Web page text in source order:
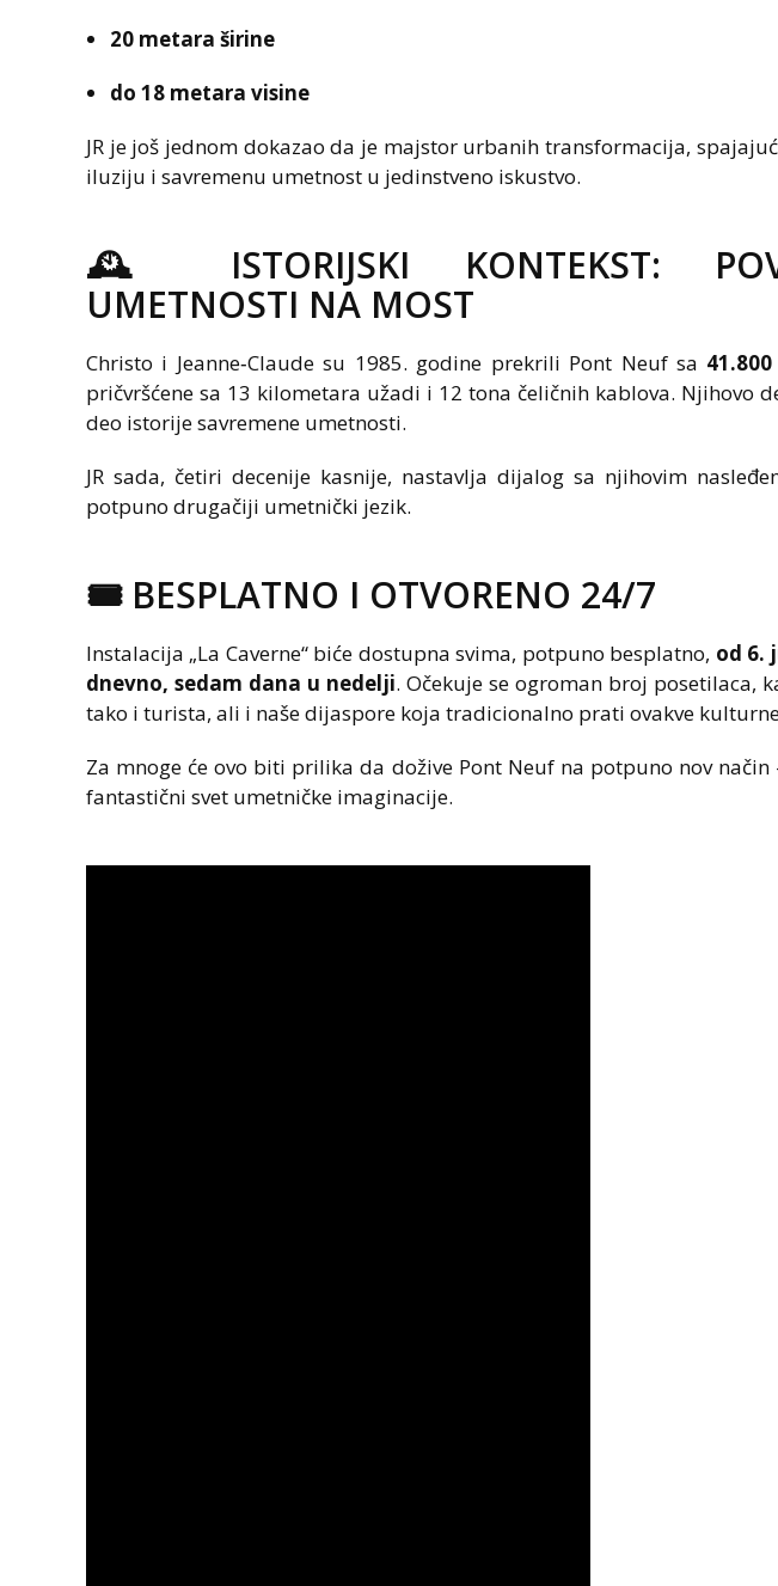
20 metara širine
do 18 metara visine
JR je još jednom dokazao da je majstor urbanih transformacija,
iluziju i savremenu umetnost u jedinstveno iskustvo.
🕰️ ISTORIJSKI KONTEKST:
UMETNOSTI NA MOST
Christo i Jeanne‑Claude su 1985. godine prekrili Pont Neuf sa
pričvršćene sa 13 kilometara užadi i 12 tona čeličnih kablova. Njihovo
deo istorije savremene umetnosti.
JR sada, četiri decenije kasnije, nastavlja dijalog sa njihovim
potpuno drugačiji umetnički jezik.
🎟️ BESPLATNO I OTVORENO 24/7
Instalacija „La Caverne“ biće dostupna svima, potpuno besplatno, od 6.
dnevno, sedam dana u nedelji. Očekuje se ogroman broj posetilaca,
tako i turista, ali i naše dijaspore koja tradicionalno prati ovakve
Za mnoge će ovo biti prilika da dožive Pont Neuf na potpuno nov
fantastični svet umetničke imaginacije.